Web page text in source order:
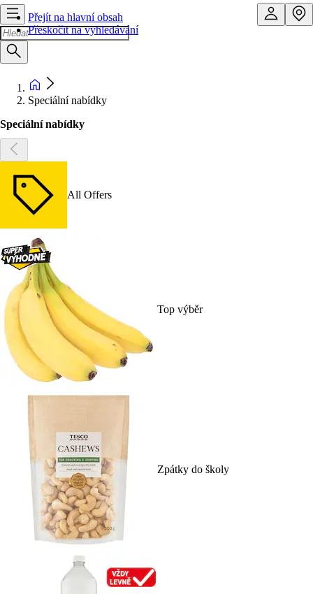
Přejít na hlavní obsah
Přeskočit na vyhledávání
Speciální nabídky
Speciální nabídky
All Offers
Top výběr
Zpátky do školy